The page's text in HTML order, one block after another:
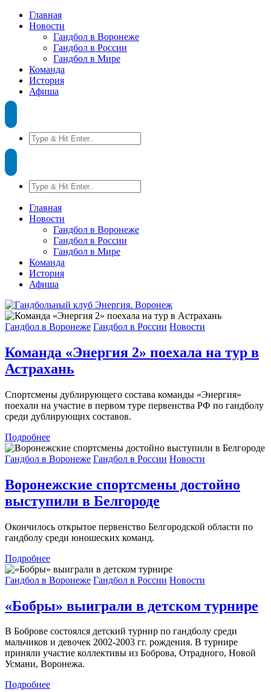
Главная
Новости
Гандбол в Воронеже
Гандбол в России
Гандбол в Мире
Команда
История
Афиша
Главная
Новости
Гандбол в Воронеже
Гандбол в России
Гандбол в Мире
Команда
История
Афиша
Гандбол в Воронеже Гандбол в России Новости
Команда «Энергия 2» поехала на тур в
Астрахань
Спортсмены дублирующего состава команды «Энергия»
поехали на участие в первом туре первенства РФ по гандболу
среди дублирующих составов.
Подробнее
Гандбол в Воронеже Гандбол в России Новости
Воронежские спортсмены достойно
выступили в Белгороде
Окончилось открытое первенство Белгородской области по
гандболу среди юношеских команд.
Подробнее
Гандбол в Воронеже Гандбол в России Новости
«Бобры» выиграли в детском турнире
В Боброве состоялся детский турнир по гандболу среди
мальчиков и девочек 2002-2003 гг. рождения. В турнире
приняли участие коллективы из Боброва, Отрадного, Новой
Усмани, Воронежа.
Подробнее